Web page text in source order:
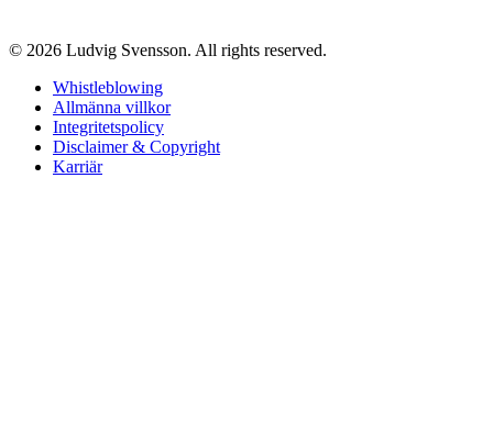
© 2026 Ludvig Svensson. All rights reserved.
Whistleblowing
Allmänna villkor
Integritetspolicy
Disclaimer & Copyright
Karriär